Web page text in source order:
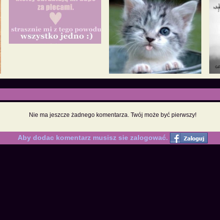
Nie ma jeszcze żadnego komentarza. Twój może być pierwszy!
Aby dodac komentarz musisz sie zalogować.